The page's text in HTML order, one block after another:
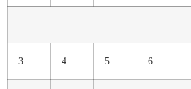
3 4 5 6